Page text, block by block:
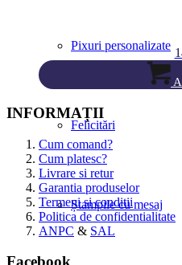
Pixuri personalizate
Felicitări
Ștampile cu mesaj
INFORMAȚII
Cum comand?
Cum platesc?
Livrare si retur
Garantia produselor
Termeni si conditii
Politica de confidentialitate
ANPC & SAL